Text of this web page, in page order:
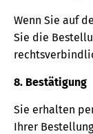
Wenn Sie auf
Sie die
8. Bestätigung
Sie erhalten
Ihrer